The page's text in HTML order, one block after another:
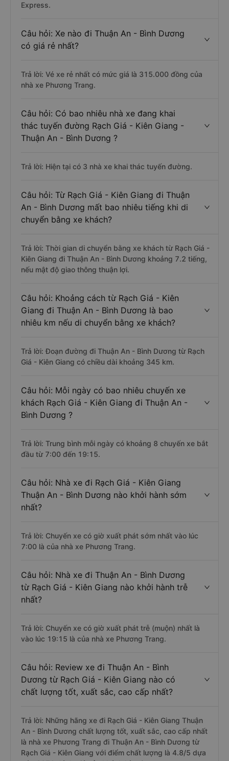
Express.
Câu hỏi: Xe nào đi Thuận An - Bình Dương
có giá rẻ nhất?
Trả lời: Vé xe rẻ nhất có mức giá là 315.000 đồng của
nhà xe Phương Trang.
Câu hỏi: Có bao nhiêu nhà xe đang khai
thác tuyến đường Rạch Giá - Kiên Giang -
Thuận An - Bình Dương ?
Trả lời: Hiện tại có 3 nhà xe khai thác tuyến đường.
Câu hỏi: Từ Rạch Giá - Kiên Giang đi Thuận
An - Bình Dương mất bao nhiêu tiếng khi di
chuyển bằng xe khách?
Trả lời: Thời gian di chuyển bằng xe khách từ Rạch Giá -
Kiên Giang đi Thuận An - Bình Dương khoảng 7.2 tiếng,
nếu mật độ giao thông thuận lợi.
Câu hỏi: Khoảng cách từ Rạch Giá - Kiên
Giang đi Thuận An - Bình Dương là bao
nhiêu km nếu di chuyển bằng xe khách?
Trả lời: Đoạn đường đi Thuận An - Bình Dương từ Rạch
Giá - Kiên Giang có chiều dài khoảng 345 km.
Câu hỏi: Mỗi ngày có bao nhiêu chuyến xe
khách Rạch Giá - Kiên Giang đi Thuận An -
Bình Dương ?
Trả lời: Trung bình mỗi ngày có khoảng 8 chuyến xe bắt
đầu từ 7:00 đến 19:15.
Câu hỏi: Nhà xe đi Rạch Giá - Kiên Giang
Thuận An - Bình Dương nào khởi hành sớm
nhất?
Trả lời: Chuyến xe có giờ xuất phát sớm nhất vào lúc
7:00 là của nhà xe Phương Trang.
Câu hỏi: Nhà xe đi Thuận An - Bình Dương
từ Rạch Giá - Kiên Giang nào khởi hành trễ
nhất?
Trả lời: Chuyến xe có giờ xuất phát trễ (muộn) nhất là
vào lúc 19:15 là của nhà xe Phương Trang.
Câu hỏi: Review xe đi Thuận An - Bình
Dương từ Rạch Giá - Kiên Giang nào có
chất lượng tốt, xuất sắc, cao cấp nhất?
Trả lời: Những hãng xe đi Rạch Giá - Kiên Giang Thuận
An - Bình Dương chất lượng tốt, xuất sắc, cao cấp nhất
là nhà xe Phương Trang đi Thuận An - Bình Dương từ
Rạch Giá - Kiên Giang với điểm chất lượng là 4.8/5 dựa